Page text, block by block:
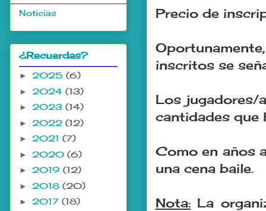
Precio de
inscritos se
Los jugadores/
cantidades que
Como en años
una cena baile.
Nota: La
Noticias
¿Recuerdas?
► 2025 (6)
► 2024 (13)
► 2023 (14)
► 2022 (12)
► 2021 (7)
► 2020 (6)
► 2019 (12)
► 2018 (20)
► 2017 (18)